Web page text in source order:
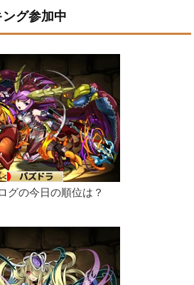
グ参加中
グの今日の順位は？